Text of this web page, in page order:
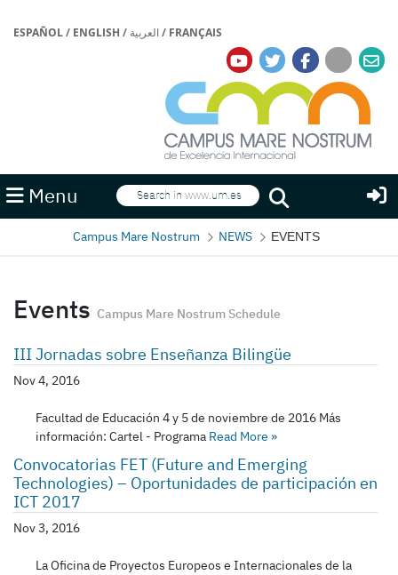
ESPAÑOL/ ENGLISH / العربية/ FRANÇAIS
Menu Search
Search
Campus Mare Nostrum NEWS EVENTS
Events Campus Mare Nostrum Schedule
III Jornadas sobre Enseñanza Bilingüe
Nov 4, 2016
Facultad de Educación 4 y 5 de noviembre de 2016 Más
información: Cartel - Programa Read More »
Convocatorias FET (Future and Emerging
Technologies) – Oportunidades de participación en
ICT 2017
Nov 3, 2016
La Oficina de Proyectos Europeos e Internacionales de la